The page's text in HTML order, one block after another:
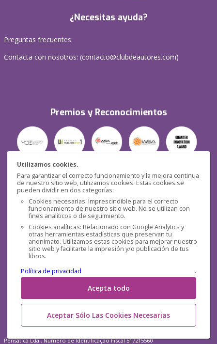
Utilizamos cookies.
Para garantizar el correcto funcionamiento y la mejora continua
de nuestro sitio web, utilizamos cookies. Estas cookies se
pueden dividir en dos categorías:
Cookies necesarias: Imprescindible para el correcto
funcionamiento de nuestro sitio web. No se utilizan con
fines analíticos o de seguimiento.
Cookies analíticas: Relacionado con Google Analytics y
otras herramientas estadísticas que preservan tu
anonimato. Utilizamos estas cookies para mejorar nuestro
sitio web y facilitarte la impresión y/o publicación de tus
libros.
Política de privacidad
.
Acepta todo
Aceptar Sólo Las Cookies Necesarias
¿Necesitas ayuda?
Preguntas frecuentes
Contacta con nosotros: (contacto@clubdeautores.com)
Premios y Reconocimientos
Seguridad
Redes sociales
Pensática Lda., Número de Identificação Fiscal 517215560